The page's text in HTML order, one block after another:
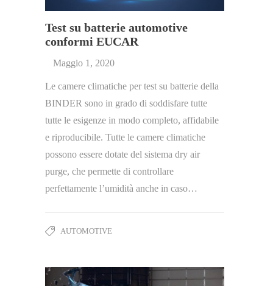
Test su batterie automotive
conformi EUCAR
Maggio 1, 2020
Le camere climatiche per test su batterie della
BINDER sono in grado di soddisfare tutte
tutte le esigenze in modo completo, affidabile
e riproducibile. Tutte le camere climatiche
possono essere dotate del sistema dry air
purge, che permette di controllare
perfettamente l’umidità anche in caso…
AUTOMOTIVE